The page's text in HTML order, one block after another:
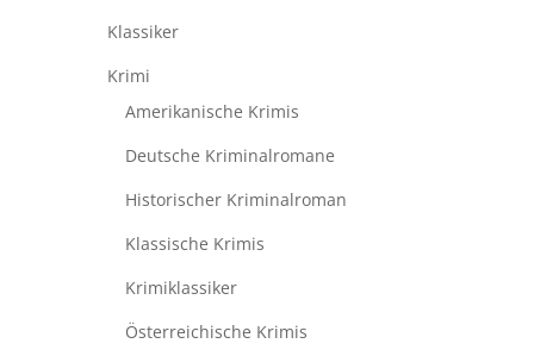
Klassiker
Krimi
Amerikanische Krimis
Deutsche Kriminalromane
Historischer Kriminalroman
Klassische Krimis
Krimiklassiker
Österreichische Krimis